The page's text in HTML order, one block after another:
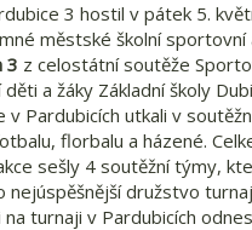
3 hostil v pátek 5.
městské školní sportovní
3 z celostátní soutěže
a žáky Základní školy
v Pardubicích utkali v
florbalu a házené.
sešly 4 soutěžní týmy,
nejúspěšnější družstvo
turnaji v Pardubicích